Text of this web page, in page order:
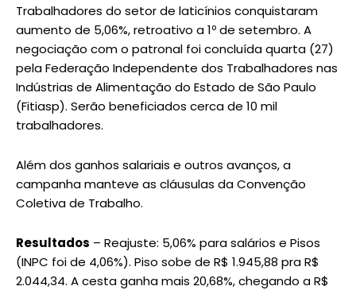
Trabalhadores do setor de laticínios conquistaram
aumento de 5,06%, retroativo a 1º de setembro. A
negociação com o patronal foi concluída quarta (27)
pela Federação Independente dos Trabalhadores nas
Indústrias de Alimentação do Estado de São Paulo
(Fitiasp). Serão beneficiados cerca de 10 mil
trabalhadores.
Além dos ganhos salariais e outros avanços, a
campanha manteve as cláusulas da Convenção
Coletiva de Trabalho.
Resultados – Reajuste: 5,06% para salários e Pisos
(INPC foi de 4,06%). Piso sobe de R$ 1.945,88 pra R$
2.044,34. A cesta ganha mais 20,68%, chegando a R$